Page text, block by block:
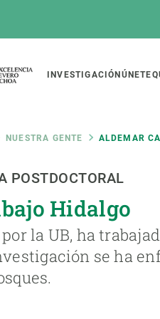
Main
INVESTIGACIÓN ÚNETE
NUESTRA GENTE ALDEMAR
POSTDOCTORAL
Hidalgo
la UB, ha
se ha